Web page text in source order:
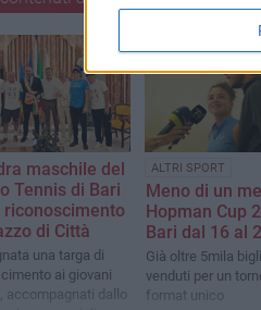
maschile del
Tennis di Bari
riconoscimento
di Città
una targa di
ai giovani
accompagnati dallo
ALTRI SPORT
Meno di un
Hopman Cup
Bari dal 16 al
Già oltre 5mila
venduti per un
format unico